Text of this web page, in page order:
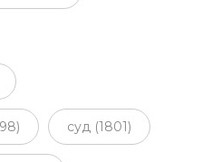
суд (1801)